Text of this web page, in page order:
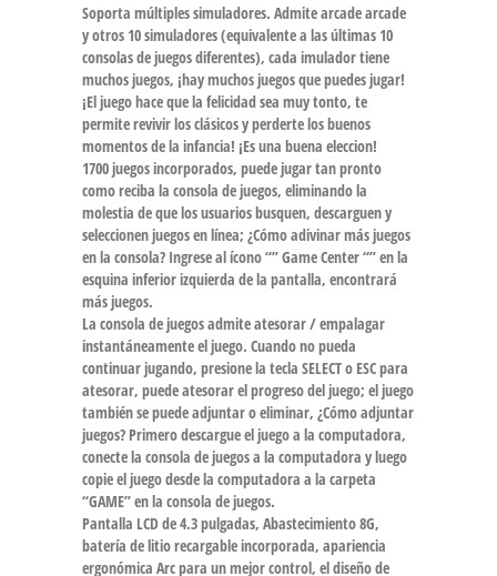
Soporta múltiples simuladores. Admite arcade arcade
y otros 10 simuladores (equivalente a las últimas 10
consolas de juegos diferentes), cada imulador tiene
muchos juegos, ¡hay muchos juegos que puedes jugar!
¡El juego hace que la felicidad sea muy tonto, te
permite revivir los clásicos y perderte los buenos
momentos de la infancia! ¡Es una buena eleccion!
1700 juegos incorporados, puede jugar tan pronto
como reciba la consola de juegos, eliminando la
molestia de que los usuarios busquen, descarguen y
seleccionen juegos en línea; ¿Cómo adivinar más juegos
en la consola? Ingrese al ícono “” Game Center “” en la
esquina inferior izquierda de la pantalla, encontrará
más juegos.
La consola de juegos admite atesorar / empalagar
instantáneamente el juego. Cuando no pueda
continuar jugando, presione la tecla SELECT o ESC para
atesorar, puede atesorar el progreso del juego; el juego
también se puede adjuntar o eliminar, ¿Cómo adjuntar
juegos? Primero descargue el juego a la computadora,
conecte la consola de juegos a la computadora y luego
copie el juego desde la computadora a la carpeta
“GAME” en la consola de juegos.
Pantalla LCD de 4.3 pulgadas, Abastecimiento 8G,
batería de litio recargable incorporada, apariencia
ergonómica Arc para un mejor control, el diseño de